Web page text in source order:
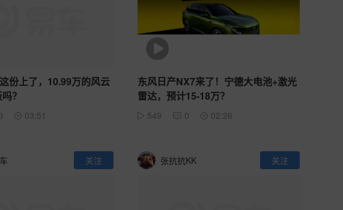
份上了，10.99万的风云
？
03:51
东风日产NX7来了！宁德大电池+激光
雷达，预计15-18万？
549 0 02:26
关注 张抗抗KK 关注